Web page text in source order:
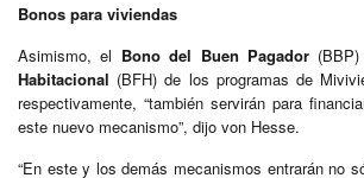
Bonos para viviendas
Asimismo, el Bono del Buen Pagador
Habitacional (BFH) de los programas de
respectivamente, “también servirán para
este nuevo mecanismo”, dijo von Hesse.
“En este y los demás mecanismos entrarán no